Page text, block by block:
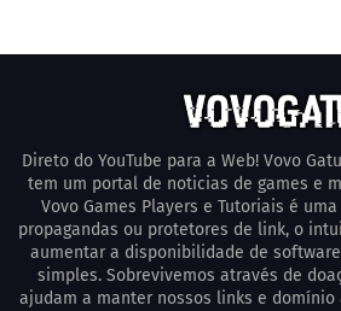
Direto do YouTube para a Web! Vovo
tem um portal de noticias de games e
Vovo Games Players e Tutoriais é
propagandas ou protetores de link, o
aumentar a disponibilidade de
simples. Sobrevivemos através de
ajudam a manter nossos links e